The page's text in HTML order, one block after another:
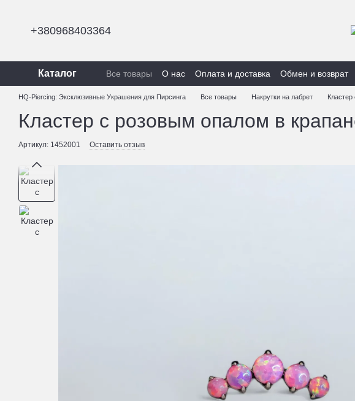
+380968403364
Каталог Все товары О нас Оплата и доставка Обмен и возврат
Политика конфиденциальности
HQ-Piercing: Эксклюзивные Украшения для Пирсинга Все товары Накрутки на лабрет
Кластер с розовым опалом в
Артикул: 1452001 Оставить отзыв